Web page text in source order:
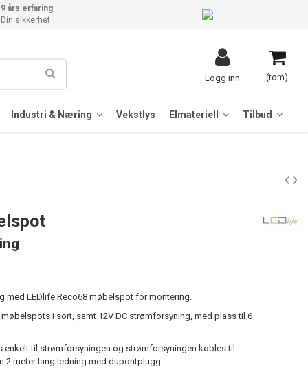
9 års erfaring
Din sikkerhet
(tom)
Logg inn
Industri & Næring Vekstlys Elmateriell Tilbud
med LEDlife Reco68 møbelspot for montering.
i sort, samt 12V DC strømforsyning, med plass til 6
til strømforsyningen og strømforsyningen kobles til
2 meter lang ledning med dupontplugg.